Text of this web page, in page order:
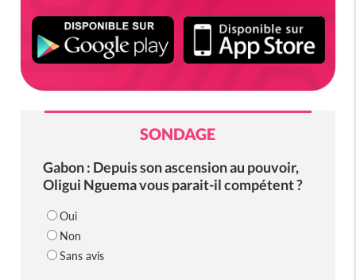
SONDAGE
Gabon : Depuis son ascension au pouvoir,
Oligui Nguema vous parait-il compétent ?
Oui
Non
Sans avis